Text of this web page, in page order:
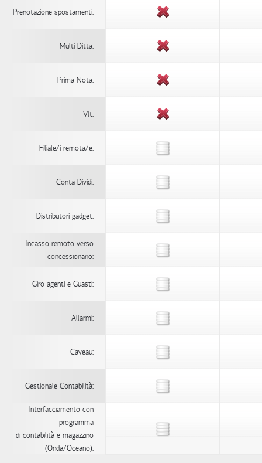
Prenotazione spostamenti:
Multi Ditta:
Prima Nota:
Vlt:
Filiale/i remota/e:
Conta Dividi:
Distributori gadget:
Incasso remoto verso
concessionario:
Giro agenti e Guasti:
Allarmi:
Caveau:
Gestionale Contabilità:
Interfacciamento con
programma
di contabilità e magazzino
(Onda/Oceano):